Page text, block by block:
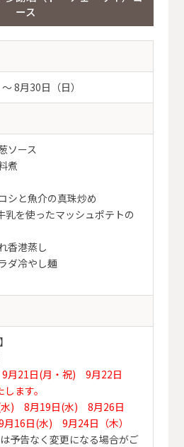
ース
8月30日（日）
ソース
煮
シと魚介の真珠炒め
乳を使ったマッシュポテトの
香港蒸し
ダ冷やし麺
月21日(月・祝) 9月22日
ます。
) 8月19日(水) 8月26日
月16日(水) 9月24日（木）
予告なく変更になる場合がご